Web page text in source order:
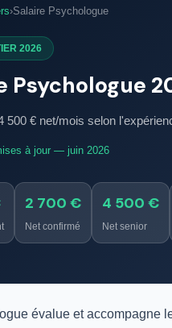
›Salaire Psychologue
2026
Psychologue
500 € net/mois selon
à jour — juin 2026
2 700 €
Net confirmé
4 500 €
Net senior
évalue et accompagne